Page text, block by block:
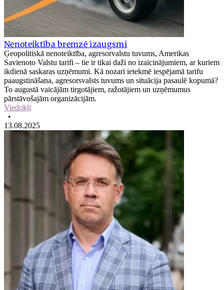
Nenoteiktība bremzē izaugsmi
Ģeopolitiskā nenoteiktība, agresorvalstu tuvums, Amerikas
Savienoto Valstu tarifi – tie ir tikai daži no izaicinājumiem, ar kuriem
ikdienā saskaras uzņēmumi. Kā nozari ietekmē iespējamā tarifu
paaugstināšana, agresorsvalsts tuvums un situācija pasaulē kopumā?
To augustā vaicājām tirgotājiem, ražotājiem un uzņēmumus
pārstāvošajām organizācijām.
Viedokļi
•
13.08.2025